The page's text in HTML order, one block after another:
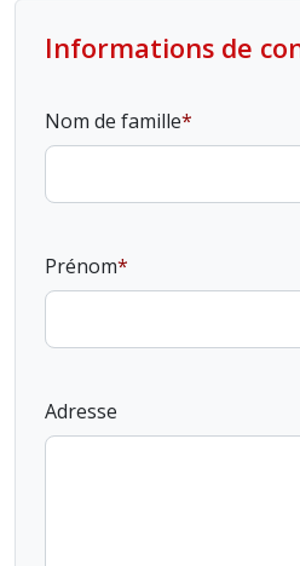
Informations de
Nom de famille
Prénom
Adresse